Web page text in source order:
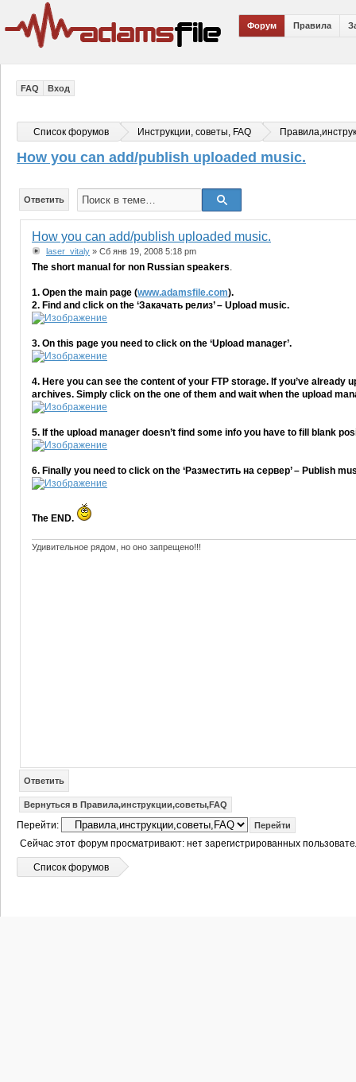
Форум Правила
FAQ Вход
Список форумов Инструкции, советы, FAQ
How you can add/publish uploaded music.
Ответить
How you can add/publish uploaded music.
laser_vitaly » Сб янв 19, 2008 5:18 pm
The short manual for non Russian speakers.
1. Open the main page (www.adamsfile.com).
2. Find and click on the ‘Закачать релиз’ – Upload music.
3. On this page you need to click on the ‘Upload manager’.
4. Here you can see the content of your FTP storage. If you’ve already
archives. Simply click on the one of them and wait when the upload
5. If the upload manager doesn’t find some info you have to fill blank
6. Finally you need to click on the ‘Разместить на сервер’ – Publish
The END.
Удивительное рядом, но оно запрещено!!!
Ответить
Вернуться в Правила,инструкции,советы,FAQ
Перейти:
Сейчас этот форум просматривают: нет зарегистрированных
Список форумов